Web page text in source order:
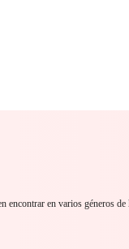
encontrar en varios géneros